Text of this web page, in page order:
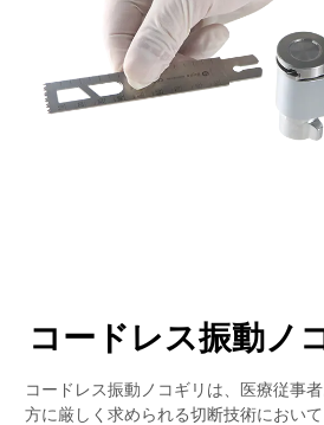
コードレス振動ノ
コードレス振動ノコギリは、医療従事
方に厳しく求められる切断技術におい